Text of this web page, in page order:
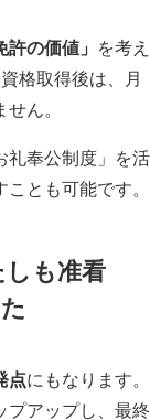
許の価値」
を考え
格取得後は、月
ん。
礼奉公制度」を活
とも可能です。
しも准看
点にもなります。
プアップし、最終